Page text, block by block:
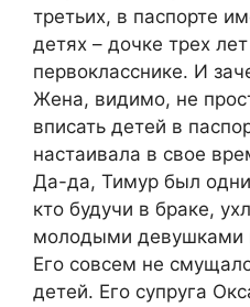
третьих, в паспорте
детях – дочке трех
первокласснике. И
Жена, видимо, не
вписать детей в
настаивала в свое
Да-да, Тимур был
кто будучи в браке,
молодыми девушками
Его совсем не
детей. Его супруга